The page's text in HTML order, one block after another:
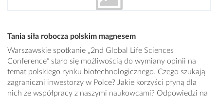
Tania siła robocza polskim magnesem
Warszawskie spotkanie „2nd Global Life Sciences
Conference” stało się możliwością do wymiany opinii na
temat polskiego rynku biotechnologicznego. Czego szukają
zagraniczni inwestorzy w Polce? Jakie korzyści płyną dla
nich ze współpracy z naszymi naukowcami? Odpowiedzi na